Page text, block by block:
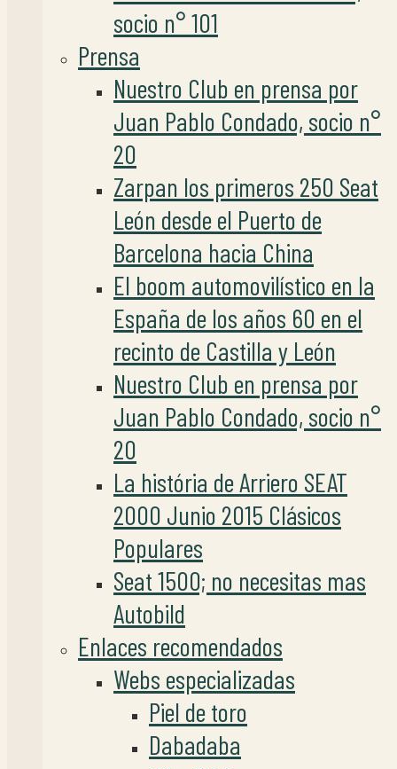
socio n° 101
Prensa
Nuestro Club en prensa por
Juan Pablo Condado, socio n°
20
Zarpan los primeros 250 Seat
León desde el Puerto de
Barcelona hacia China
El boom automovilístico en la
España de los años 60 en el
recinto de Castilla y León
Nuestro Club en prensa por
Juan Pablo Condado, socio n°
20
La história de Arriero SEAT
2000 Junio 2015 Clásicos
Populares
Seat 1500; no necesitas mas
Autobild
Enlaces recomendados
Webs especializadas
Piel de toro
Dabadaba